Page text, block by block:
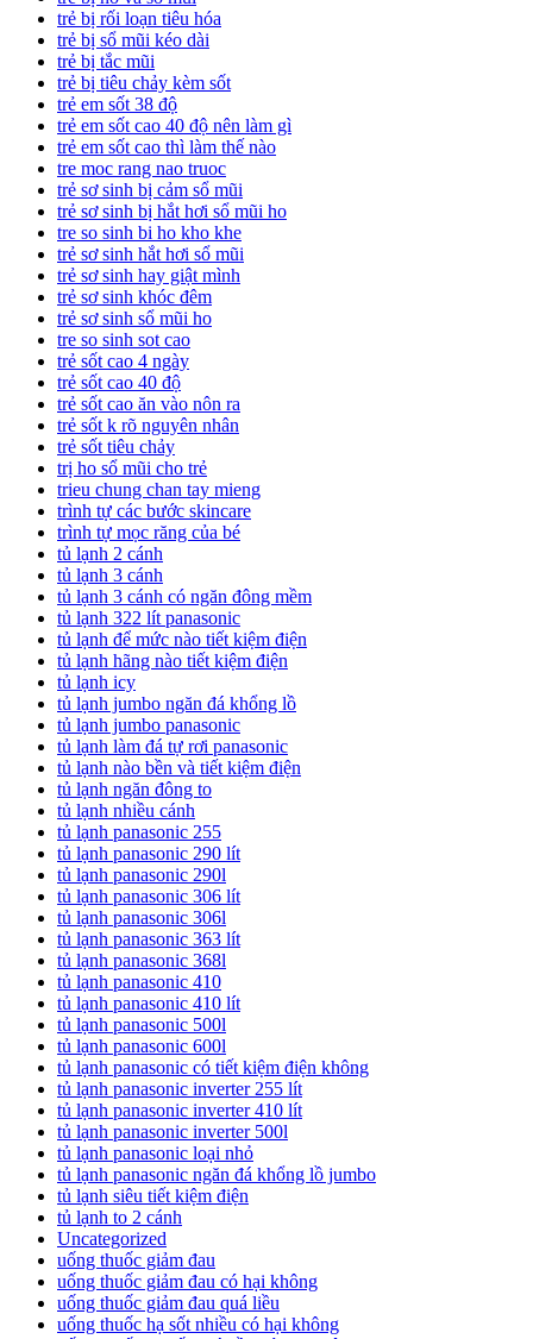
trẻ bị rối loạn tiêu hóa
trẻ bị sổ mũi kéo dài
trẻ bị tắc mũi
trẻ bị tiêu chảy kèm sốt
trẻ em sốt 38 độ
trẻ em sốt cao 40 độ nên làm gì
trẻ em sốt cao thì làm thế nào
tre moc rang nao truoc
trẻ sơ sinh bị cảm sổ mũi
trẻ sơ sinh bị hắt hơi sổ mũi ho
tre so sinh bi ho kho khe
trẻ sơ sinh hắt hơi sổ mũi
trẻ sơ sinh hay giật mình
trẻ sơ sinh khóc đêm
trẻ sơ sinh sổ mũi ho
tre so sinh sot cao
trẻ sốt cao 4 ngày
trẻ sốt cao 40 độ
trẻ sốt cao ăn vào nôn ra
trẻ sốt k rõ nguyên nhân
trẻ sốt tiêu chảy
trị ho sổ mũi cho trẻ
trieu chung chan tay mieng
trình tự các bước skincare
trình tự mọc răng của bé
tủ lạnh 2 cánh
tủ lạnh 3 cánh
tủ lạnh 3 cánh có ngăn đông mềm
tủ lạnh 322 lít panasonic
tủ lạnh để mức nào tiết kiệm điện
tủ lạnh hãng nào tiết kiệm điện
tủ lạnh icy
tủ lạnh jumbo ngăn đá khổng lồ
tủ lạnh jumbo panasonic
tủ lạnh làm đá tự rơi panasonic
tủ lạnh nào bền và tiết kiệm điện
tủ lạnh ngăn đông to
tủ lạnh nhiều cánh
tủ lạnh panasonic 255
tủ lạnh panasonic 290 lít
tủ lạnh panasonic 290l
tủ lạnh panasonic 306 lít
tủ lạnh panasonic 306l
tủ lạnh panasonic 363 lít
tủ lạnh panasonic 368l
tủ lạnh panasonic 410
tủ lạnh panasonic 410 lít
tủ lạnh panasonic 500l
tủ lạnh panasonic 600l
tủ lạnh panasonic có tiết kiệm điện không
tủ lạnh panasonic inverter 255 lít
tủ lạnh panasonic inverter 410 lít
tủ lạnh panasonic inverter 500l
tủ lạnh panasonic loại nhỏ
tủ lạnh panasonic ngăn đá khổng lồ jumbo
tủ lạnh siêu tiết kiệm điện
tủ lạnh to 2 cánh
Uncategorized
uống thuốc giảm đau
uống thuốc giảm đau có hại không
uống thuốc giảm đau quá liều
uống thuốc hạ sốt nhiều có hại không